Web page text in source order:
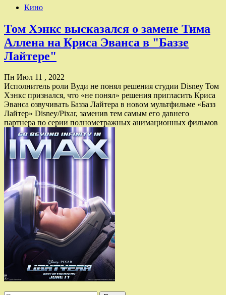
Кино
Том Хэнкс высказался о замене Тима
Аллена на Криса Эванса в "Баззе
Лайтере"
Пн Июл 11 , 2022
Исполнитель роли Вуди не понял решения студии Disney Том
Хэнкс признался, что «не понял» решения пригласить Криса
Эванса озвучивать Базза Лайтера в новом мультфильме «Базз
Лайтер» Disney/Pixar, заменив тем самым его давнего
партнера по серии полнометражных анимационных фильмов